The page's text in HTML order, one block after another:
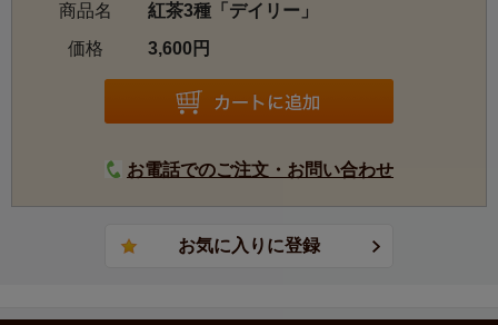
商品名
紅茶3種「デイリー」
価格
3,600円
お電話でのご注文・お問い合わせ